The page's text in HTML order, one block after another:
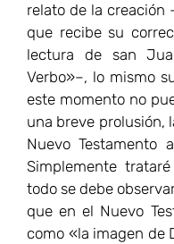
relato de la creación
que recibe su
lectura de san
Verbo»–, lo mismo
este momento no
una breve prolusión,
Nuevo Testamento
Simplemente
todo se debe
que en el Nuevo
como «la imagen de